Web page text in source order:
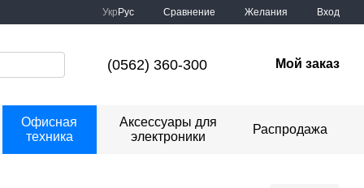
Укр Рус Сравнение Желания Вход
(0562) 360-300 Мой заказ
Офисная
техника
Аксессуары для
электроники
Распродажа